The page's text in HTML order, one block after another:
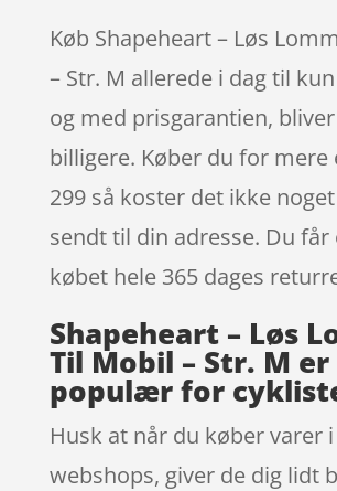
Køb Shapeheart – Løs
– Str. M allerede i dag til
og med prisgarantien,
billigere. Køber du for mere
299 så koster det ikke
sendt til din adresse. Du får
købet hele 365 dages
Shapeheart – Løs
Til Mobil – Str. M er
populær for
Husk at når du køber varer i
webshops, giver de dig lidt